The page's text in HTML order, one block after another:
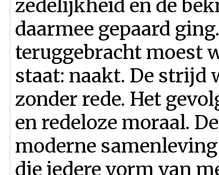
zedelijkheid en de
daarmee gepaard
teruggebracht moest
staat: naakt. De strijd
zonder rede. Het
en redeloze moraal.
moderne
die iedere vorm van